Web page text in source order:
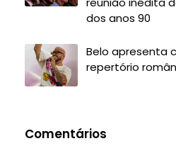
dos anos 90
Belo apresenta
repertório
Comentários